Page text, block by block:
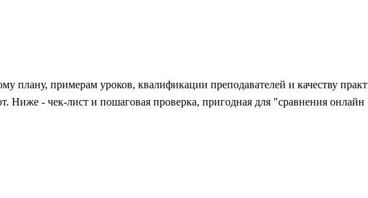
плану, примерам уроков, квалификации преподавателей и качеству
Ниже - чек‑лист и пошаговая проверка, пригодная для "сравнения онлайн